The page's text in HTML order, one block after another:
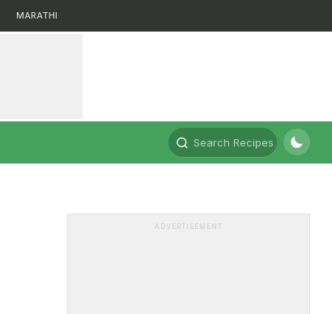
MARATHI
Search Recipes
ADVERTISEMENT